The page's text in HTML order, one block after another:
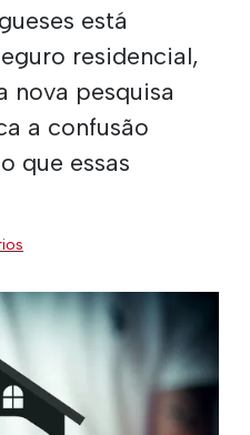
está
residencial,
nova pesquisa
a confusão
que essas